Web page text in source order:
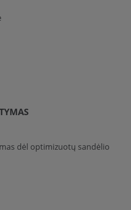
dėl optimizuotų sandėlio